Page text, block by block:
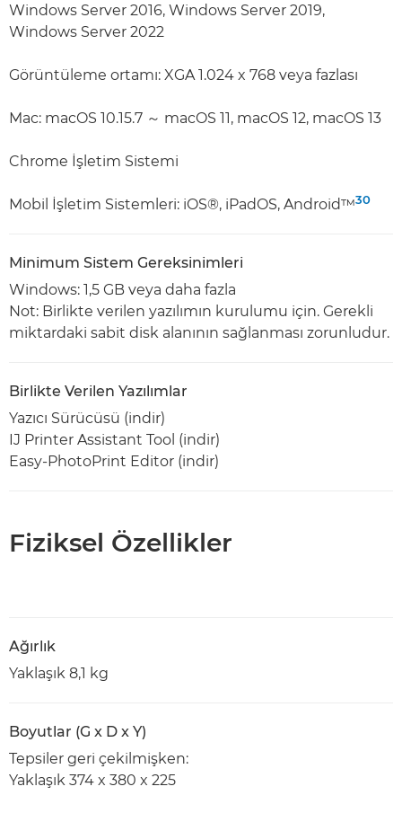
Windows Server 2016, Windows Server 2019,
Windows Server 2022
Görüntüleme ortamı: XGA 1.024 x 768 veya fazlası
Mac: macOS 10.15.7 ～ macOS 11, macOS 12, macOS 13
Chrome İşletim Sistemi
Mobil İşletim Sistemleri: iOS®, iPadOS, Android™30
Minimum Sistem Gereksinimleri
Windows: 1,5 GB veya daha fazla
Not: Birlikte verilen yazılımın kurulumu için. Gerekli
miktardaki sabit disk alanının sağlanması zorunludur.
Birlikte Verilen Yazılımlar
Yazıcı Sürücüsü (indir)
IJ Printer Assistant Tool (indir)
Easy-PhotoPrint Editor (indir)
Fiziksel Özellikler
Ağırlık
Yaklaşık 8,1 kg
Boyutlar (G x D x Y)
Tepsiler geri çekilmişken:
Yaklaşık 374 x 380 x 225